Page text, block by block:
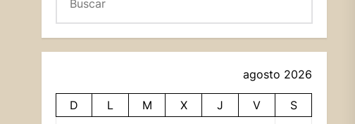
agosto 2026
D L M X J V
S